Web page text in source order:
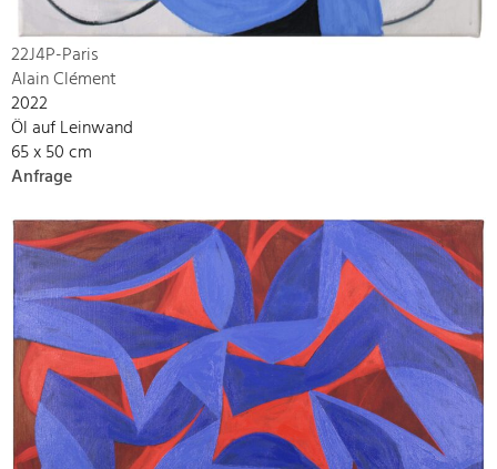
22J4P-Paris
Alain Clément
2022
Öl auf Leinwand
65 x 50 cm
Anfrage